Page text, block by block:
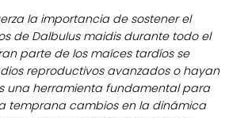
la importancia de sostener el
de Dalbulus maidis durante todo el
parte de los maíces tardíos se
reproductivos avanzados o hayan
una herramienta fundamental para
temprana cambios en la dinámica